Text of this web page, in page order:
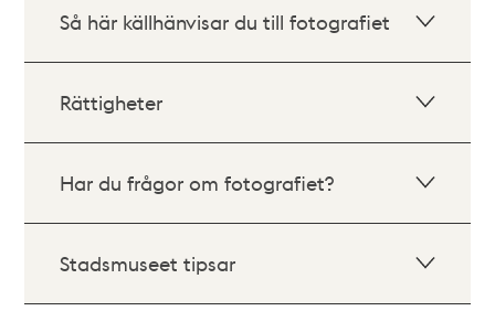
Så här källhänvisar du till fotografiet
Rättigheter
Har du frågor om fotografiet?
Stadsmuseet tipsar